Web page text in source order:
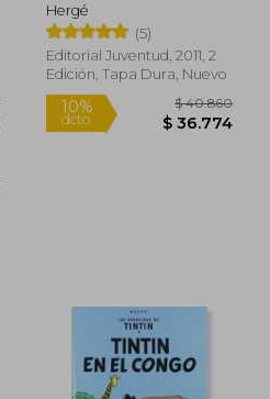
Hergé
(5)
Editorial Juventud, 2011, 2
Edición, Tapa Dura, Nuevo
Rápido